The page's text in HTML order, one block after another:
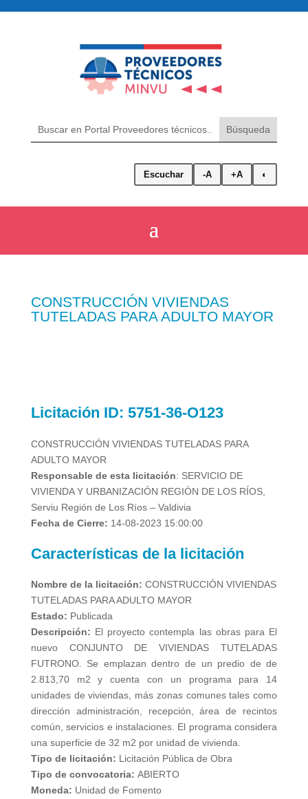
Escuchar -A +A ◐
CONSTRUCCIÓN VIVIENDAS
TUTELADAS PARA ADULTO MAYOR
Licitación ID: 5751-36-O123
CONSTRUCCIÓN VIVIENDAS TUTELADAS PARA
ADULTO MAYOR
Responsable de esta licitación: SERVICIO DE
VIVIENDA Y URBANIZACIÓN REGIÓN DE LOS RÍOS,
Serviu Región de Los Ríos – Valdivia
Fecha de Cierre: 14-08-2023 15:00:00
Características de la licitación
Nombre de la licitación: CONSTRUCCIÓN VIVIENDAS
TUTELADAS PARA ADULTO MAYOR
Estado: Publicada
Descripción: El proyecto contempla las obras para El
nuevo CONJUNTO DE VIVIENDAS TUTELADAS
FUTRONO. Se emplazan dentro de un predio de de
2.813,70 m2 y cuenta con un programa para 14
unidades de viviendas, más zonas comunes tales como
dirección administración, recepción, área de recintos
común, servicios e instalaciones. El programa considera
una superficie de 32 m2 por unidad de vivienda.
Tipo de licitación: Licitación Pública de Obra
Tipo de convocatoria: ABIERTO
Moneda: Unidad de Fomento